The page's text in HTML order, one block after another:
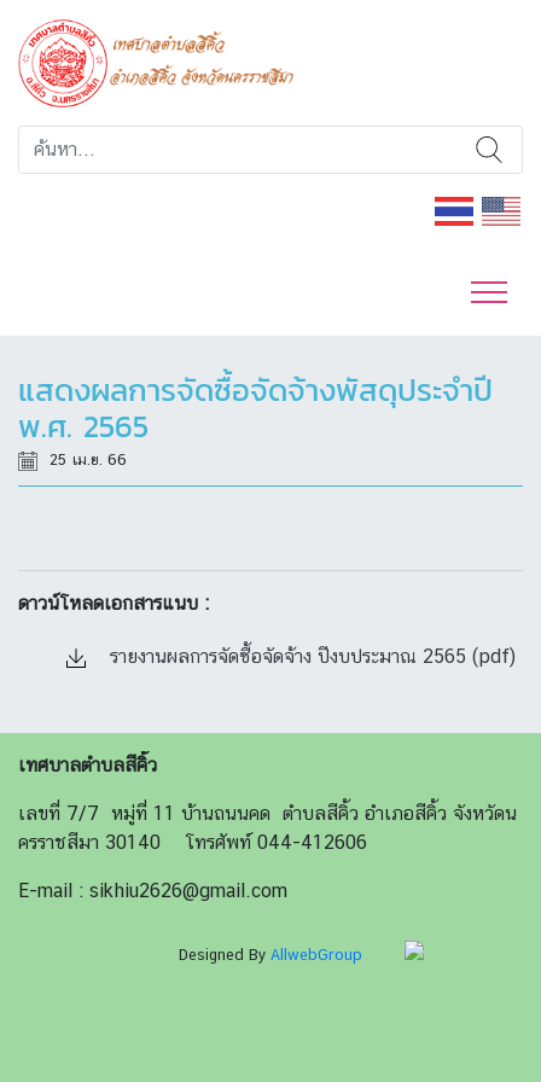
แสดงผลการจัดซื้อจัดจ้างพัสดุประจำปี
พ.ศ. 2565
25 เม.ย. 66
ดาวน์โหลดเอกสารแนบ :
รายงานผลการจัดซื้อจัดจ้าง ปีงบประมาณ 2565 (pdf)
เทศบาลตำบลสีคิ้ว
เลขที่ 7/7 หมู่ที่ 11 บ้านถนนคด ตำบลสีคิ้ว อำเภอสีคิ้ว จังหวัดน
ครราชสีมา 30140 โทรศัพท์ 044-412606
E-mail : sikhiu2626@gmail.com
Designed By AllwebGroup